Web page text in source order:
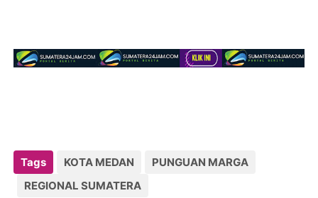
Tags KOTA MEDAN
PUNGUAN MARGA
REGIONAL SUMATERA